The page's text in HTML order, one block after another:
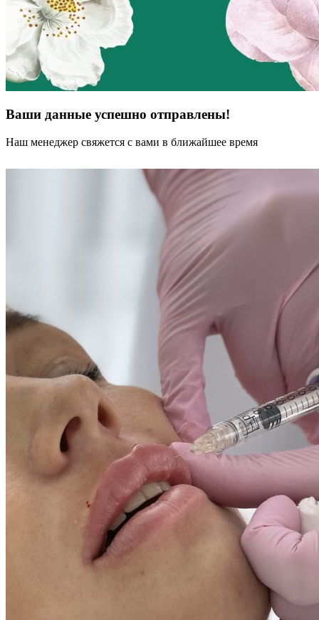
Ваши данные успешно отправлены!
Наш менеджер свяжется с вами в ближайшее время